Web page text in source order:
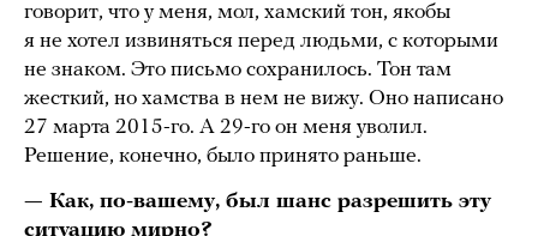
говорит, что у меня, мол, хамский тон, якобы
я не хотел извиняться перед людьми, с которыми
не знаком. Это письмо сохранилось. Тон там
жесткий, но хамства в нем не вижу. Оно написано
27 марта 2015-го. А 29-го он меня уволил.
Решение, конечно, было принято раньше.
— Как, по-вашему, был шанс разрешить эту
ситуацию мирно?